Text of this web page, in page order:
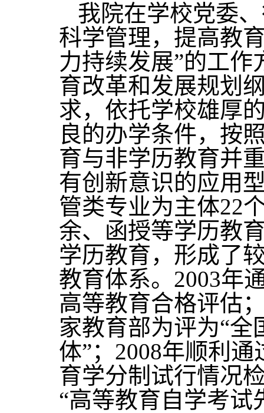
我院在学校党委
科学管理，提高教
力持续发展”的工
育改革和发展规划
求，依托学校雄厚
良的办学条件，按
育与非学历教育并
有创新意识的应用
管类专业为主体22
余、函授等学历教
学历教育，形成了
教育体系。2003年
高等教育合格评估
家教育部为评为“
体”；2008年顺利
育学分制试行情况
“高等教育自学考试